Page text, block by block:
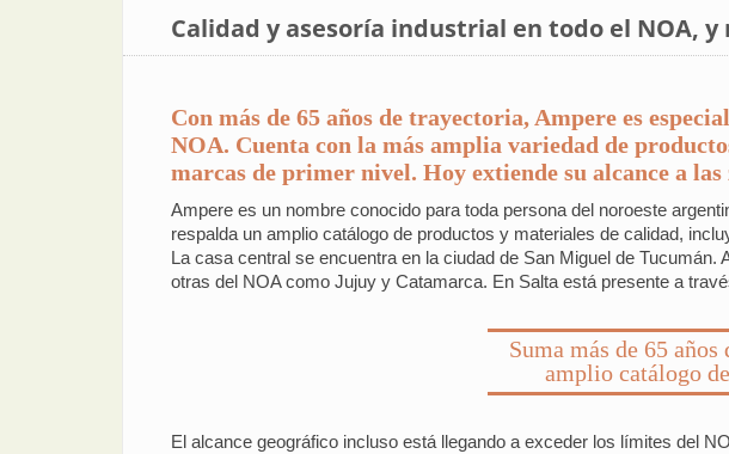
Calidad y asesoría industrial en todo el NOA,
Con más de 65 años de trayectoria, Ampere es
NOA. Cuenta con la más amplia variedad de
marcas de primer nivel. Hoy extiende su alcance a
Ampere es un nombre conocido para toda persona del noroeste
respalda un amplio catálogo de productos y materiales de calidad,
La casa central se encuentra en la ciudad de San Miguel de
otras del NOA como Jujuy y Catamarca. En Salta está presente a
Suma más de 65
amplio catálogo
El alcance geográfico incluso está llegando a exceder los límites del